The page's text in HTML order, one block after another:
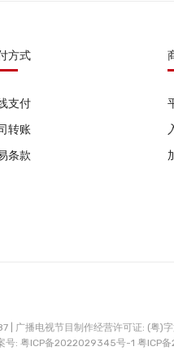
方式
支付
转账
条款
| 广播电视节目制作经营许可证: (粤)字
号: 粤ICP备2022029345号-1 粤ICP